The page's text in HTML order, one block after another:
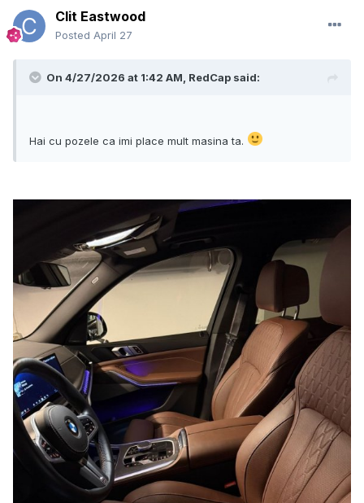
Clit Eastwood
Posted April 27
On 4/27/2026 at 1:42 AM, RedCap said:
Hai cu pozele ca imi place mult masina ta.